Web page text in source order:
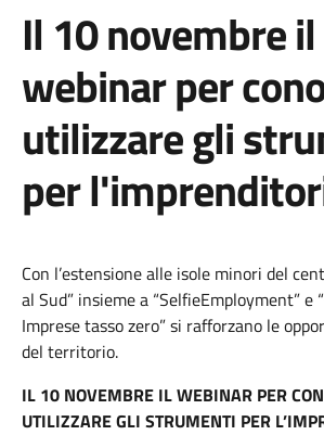
Il 10 novembre il
webinar per
utilizzare gli
per
Con l’estensione alle isole minori del
al Sud” insieme a “SelfieEmployment” e
Imprese tasso zero” si rafforzano le
del territorio.
IL 10 NOVEMBRE IL WEBINAR PER
UTILIZZARE GLI STRUMENTI PER